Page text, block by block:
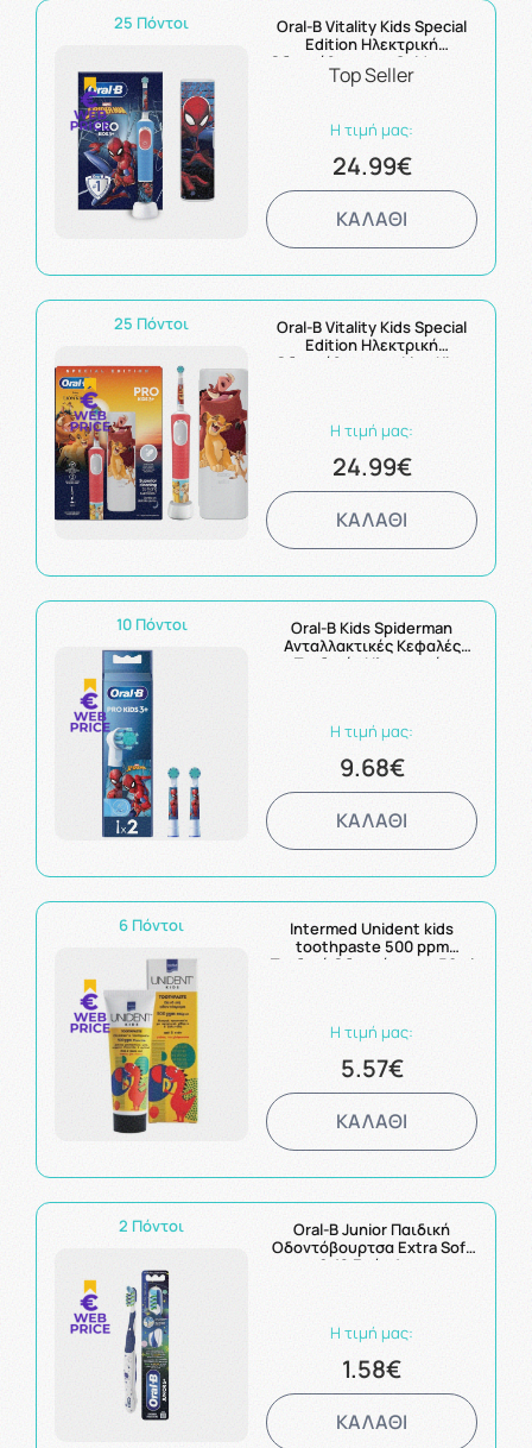
25 Πόντοι
Oral-B Vitality Kids Special
Edition Ηλεκτρική
Οδοντόβουρτσα Spiderman
για Παιδιά 3+ Ετών & Θήκη
Top Seller
Η τιμή μας:
24.99€
ΚΑΛΑΘΙ
25 Πόντοι
Oral-B Vitality Kids Special
Edition Ηλεκτρική
Οδοντόβουρτσα Lion King
Η τιμή μας:
24.99€
ΚΑΛΑΘΙ
10 Πόντοι
Oral-B Kids Spiderman
Ανταλλακτικές Κεφαλές
Παιδικής Ηλεκτρικής
Η τιμή μας:
9.68€
ΚΑΛΑΘΙ
6 Πόντοι
Intermed Unident kids
toothpaste 500 ppm
Παιδική Οδοντόκρεμα 50ml
Η τιμή μας:
5.57€
ΚΑΛΑΘΙ
2 Πόντοι
Oral-B Junior Παιδική
Οδοντόβουρτσα Extra Soft
6-12 Ετών 1τμχ
Η τιμή μας:
1.58€
ΚΑΛΑΘΙ